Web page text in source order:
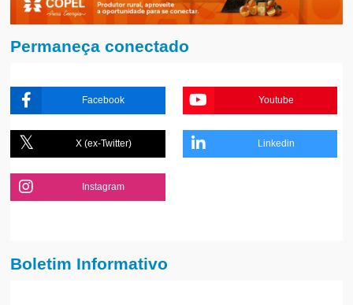
Permaneça conectado
Facebook Youtube
X (ex-Twitter) Linkedin
Instagram
Boletim Informativo